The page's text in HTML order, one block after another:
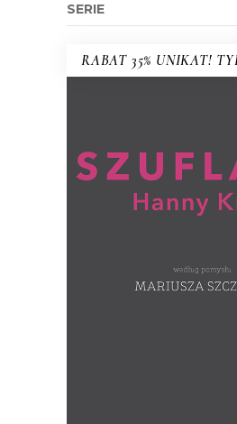
SERIE
RABAT 35% UNIKAT!
pomysłu
Co Hanna Krall trzyma
(ręcznie numerowane